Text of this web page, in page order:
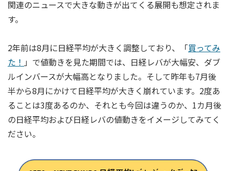
関連のニュースで大きな動きが出てくる展開も想定されま
す。
2年前は8月に日経平均が大きく調整しており、「買ってみ
た！ 」で値動きを見た期間では、日経レバが大幅安、ダブ
ルインバースが大幅高となりました。そして昨年も7月後
半から8月にかけて日経平均が大きく崩れています。2度あ
ることは3度あるのか、それとも今回は違うのか、1カ月後
の日経平均および日経レバの値動きをイメージしてみてく
ださい。